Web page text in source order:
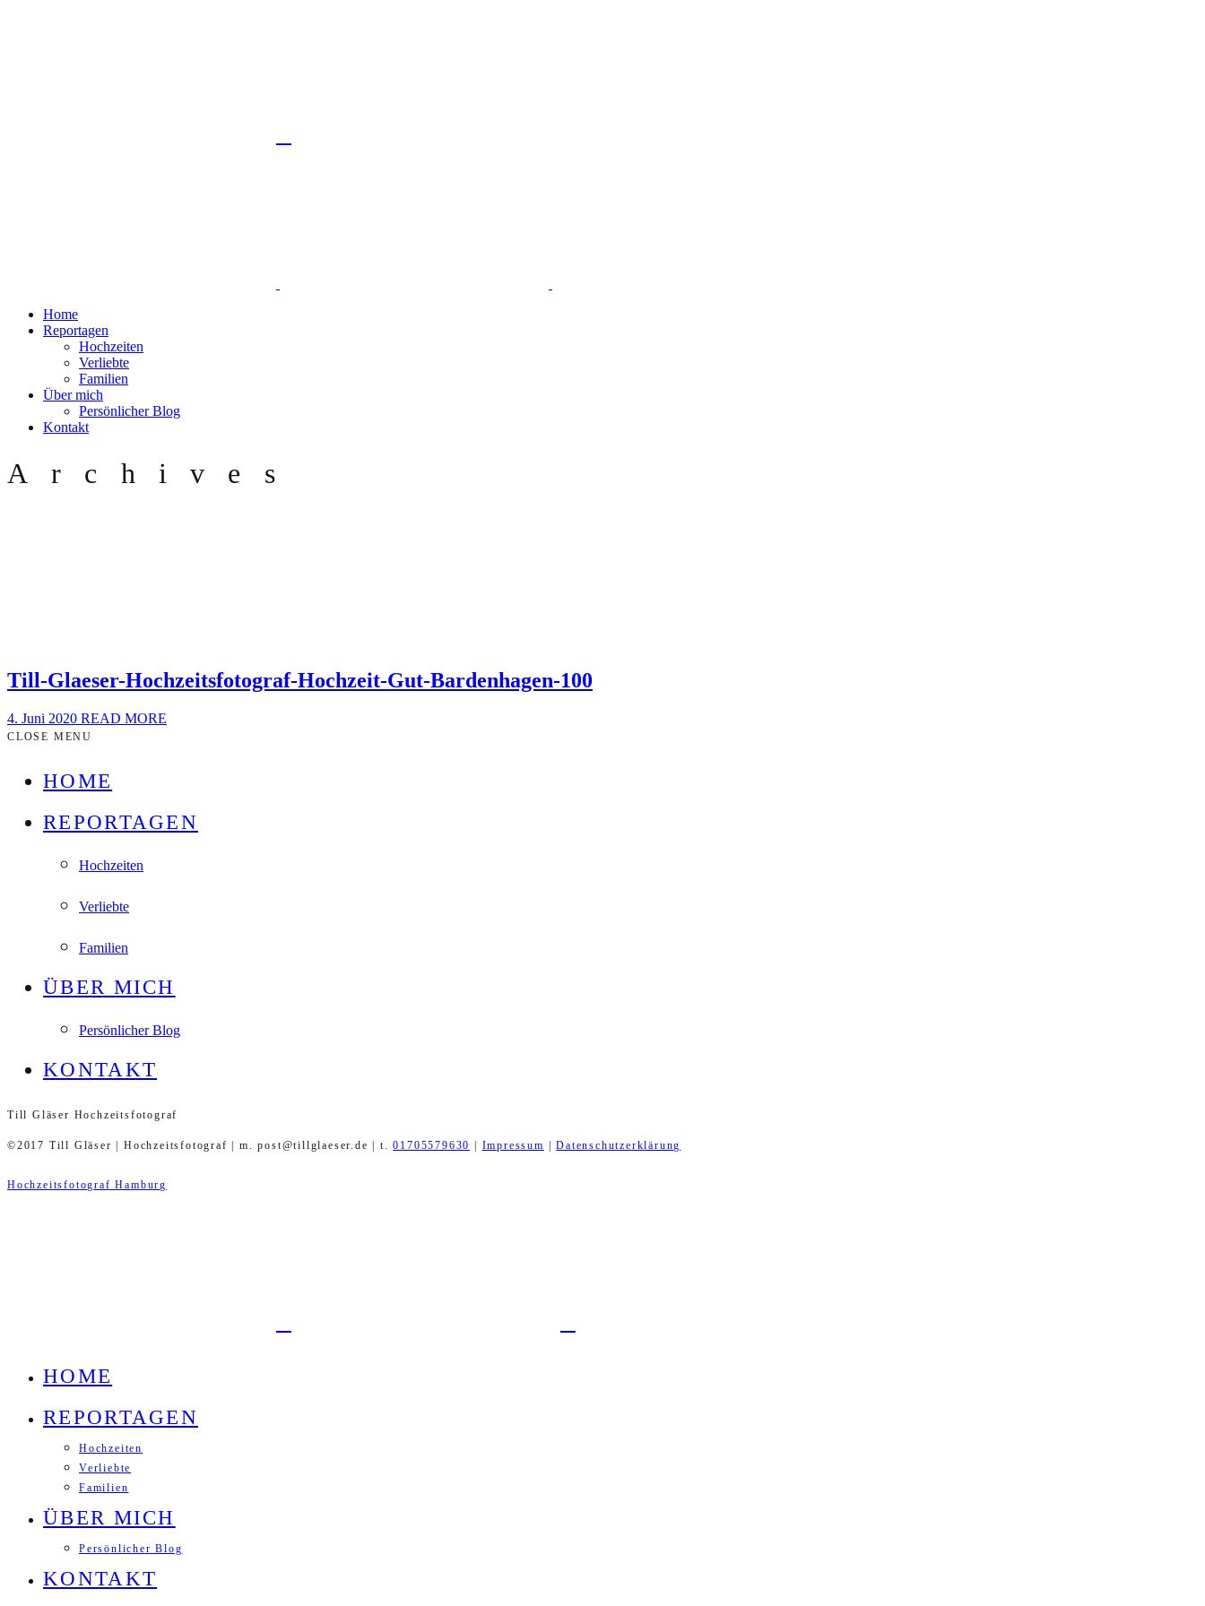
Home
Reportagen
Hochzeiten
Verliebte
Familien
Über mich
Persönlicher Blog
Kontakt
Archives
Till-Glaeser-Hochzeitsfotograf-Hochzeit-Gut-Bardenhagen-100
4. Juni 2020 READ MORE
CLOSE MENU
HOME
REPORTAGEN
Hochzeiten
Verliebte
Familien
ÜBER MICH
Persönlicher Blog
KONTAKT
Till Gläser Hochzeitsfotograf
©2017 Till Gläser | Hochzeitsfotograf | m. post@tillglaeser.de | t.01705579630 | Impressum |Datenschutzerklärung
Hochzeitsfotograf Hamburg
HOME
REPORTAGEN
Hochzeiten
Verliebte
Familien
ÜBER MICH
Persönlicher Blog
KONTAKT